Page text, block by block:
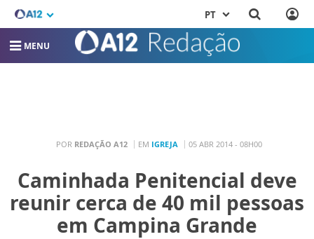
PT
MENU
POR REDAÇÃO A12 EM IGREJA 05 ABR 2014 - 08H00
Caminhada Penitencial deve
reunir cerca de 40 mil pessoas
em Campina Grande